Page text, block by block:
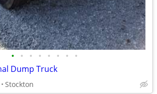
• • • • • • • •
Dump Truck
Stockton